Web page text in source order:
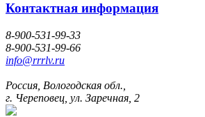
Контактная информация
8-900-531-99-33
8-900-531-99-66
info@rrrlv.ru
Россия, Вологодская обл.,
г. Череповец, ул. Заречная, 2